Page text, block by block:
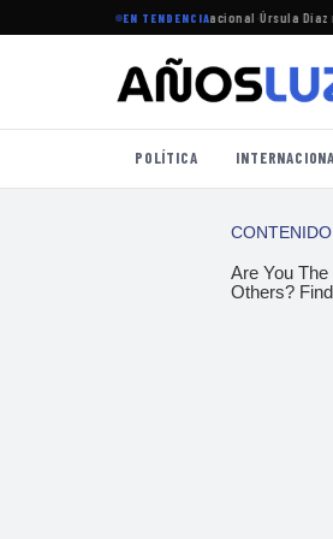
EN TENDENCIA
y su camino en el boxeo nacional·Úrsula Díaz
POLÍTICA